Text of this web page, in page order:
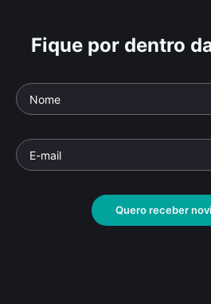
Fique por dentro
Quero receber